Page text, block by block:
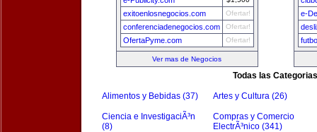
exitoenlosnegocios.com Ofertar!
conferenciadenegocios.com Ofertar!
OfertaPyme.com Ofertar!
Ver mas de Negocios
e-
Todas las Categorias
Alimentos y Bebidas (37) Artes y Cultura (26)
Ciencia e InvestigaciÃ³n
(8)
Compras y Comercio
ElectrÃ³nico (341)